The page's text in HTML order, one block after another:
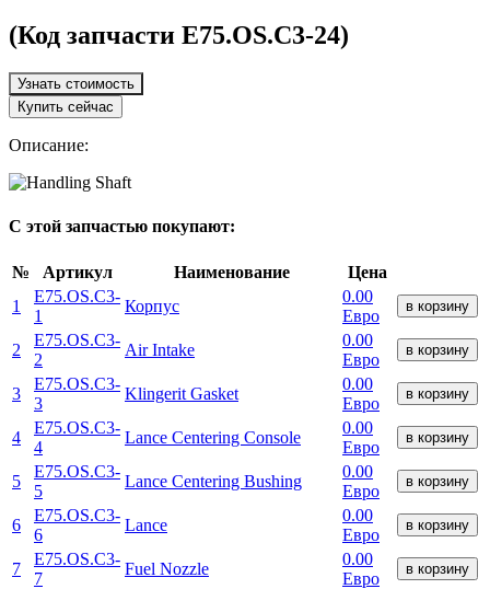
(Код запчасти E75.OS.C3-24)
Узнать стоимость
Купить сейчас
Описание:
С этой запчастью покупают:
№ Артикул Наименование
Цена
1
E75.OS.C3-
1
Корпус
0.00
Евро
в корзину
2
E75.OS.C3-
2
Air Intake
0.00
Евро
в корзину
3
E75.OS.C3-
3
Klingerit Gasket
0.00
Евро
в корзину
4
E75.OS.C3-
4
Lance Centering Console
0.00
Евро
в корзину
5
E75.OS.C3-
5
Lance Centering Bushing
0.00
Евро
в корзину
6
E75.OS.C3-
6
Lance
0.00
Евро
в корзину
7
E75.OS.C3-
7
Fuel Nozzle
0.00
Евро
в корзину